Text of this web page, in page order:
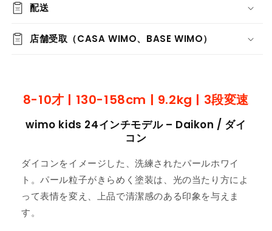
配送
店舗受取（CASA WIMO、BASE WIMO）
8-10才 | 130-158cm | 9.2kg | 3段変速
wimo kids 24インチモデル – Daikon / ダイ
コン
ダイコンをイメージした、洗練されたパールホワイ
ト。パール粒子がきらめく塗装は、光の当たり方によ
って表情を変え、上品で清潔感のある印象を与えま
す。